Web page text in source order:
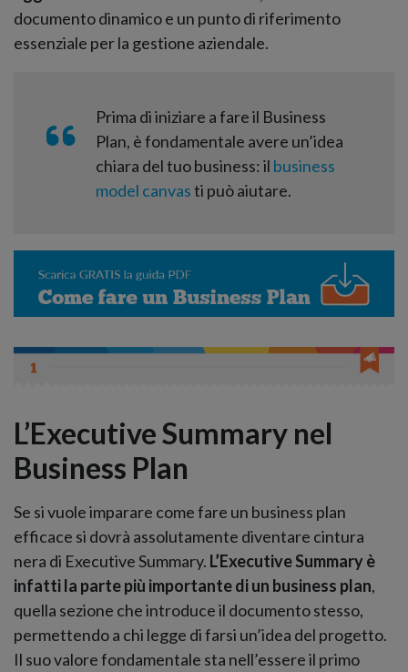
documento dinamico e un punto di riferimento
essenziale per la gestione aziendale.
Prima di iniziare a fare il Business
Plan, è fondamentale avere un’idea
chiara del tuo business: il business
model canvasti può aiutare.
L’Executive Summary nel
Business Plan
Se si vuole imparare come fare un business plan
efficace si dovrà assolutamente diventare cintura
nera di Executive Summary. L’Executive Summary è
infatti la parte più importante di un business plan,
quella sezione che introduce il documento stesso,
permettendo a chi legge di farsi un’idea del progetto.
Il suo valore fondamentale sta nell’essere il primo